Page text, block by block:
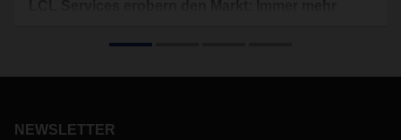
steigt: Immer mehr Unternehmen versenden ihre Ware per
NEWSLETTER